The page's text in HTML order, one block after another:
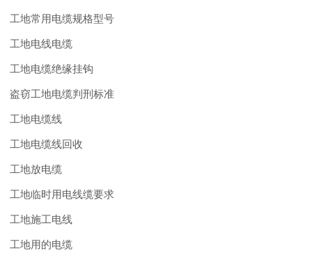
工地常用电缆规格型号
工地电线电缆
工地电缆绝缘挂钩
盗窃工地电缆判刑标准
工地电缆线
工地电缆线回收
工地放电缆
工地临时用电线缆要求
工地施工电线
工地用的电缆